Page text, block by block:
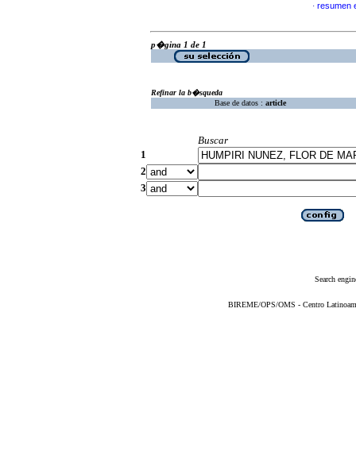
· resumen
p�gina 1 de 1
Refinar la b�squeda
Base de datos : article
Buscar
1
2
3
Search
BIREME/OPS/OMS - Centro